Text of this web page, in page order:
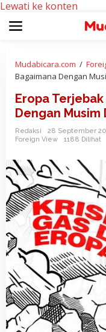
Lewati ke konten
Mudabicara.com /
Bagaimana Dengan
Eropa
Dengan Musim
Redaksi
28 September
Foreign View
1188 Dilihat